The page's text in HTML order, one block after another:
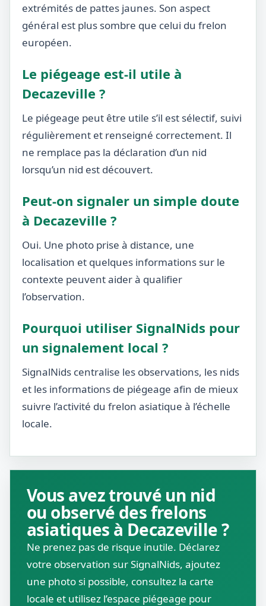
extrémités de pattes jaunes. Son aspect
général est plus sombre que celui du frelon
européen.
Le piégeage est-il utile à
Decazeville ?
Le piégeage peut être utile s’il est sélectif, suivi
régulièrement et renseigné correctement. Il
ne remplace pas la déclaration d’un nid
lorsqu’un nid est découvert.
Peut-on signaler un simple doute
à Decazeville ?
Oui. Une photo prise à distance, une
localisation et quelques informations sur le
contexte peuvent aider à qualifier
l’observation.
Pourquoi utiliser SignalNids pour
un signalement local ?
SignalNids centralise les observations, les nids
et les informations de piégeage afin de mieux
suivre l’activité du frelon asiatique à l’échelle
locale.
Vous avez trouvé un nid
ou observé des frelons
asiatiques à Decazeville ?
Ne prenez pas de risque inutile. Déclarez
votre observation sur SignalNids, ajoutez
une photo si possible, consultez la carte
locale et utilisez l’espace piégeage pour